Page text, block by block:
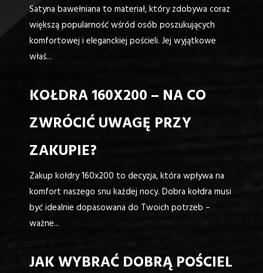
Satyna bawełniana to materiał, który zdobywa coraz
większą popularność wśród osób poszukujących
komfortowej i eleganckiej pościeli. Jej wyjątkowe
właś...
KOŁDRA 160X200 – NA CO
ZWRÓCIĆ UWAGĘ PRZY
ZAKUPIE?
Zakup kołdry 160x200 to decyzja, która wpływa na
komfort naszego snu każdej nocy. Dobra kołdra musi
być idealnie dopasowana do Twoich potrzeb –
ważne...
JAK WYBRAĆ DOBRĄ POŚCIEL